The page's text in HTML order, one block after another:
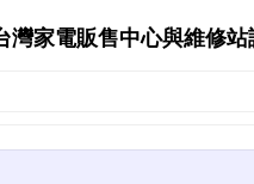
灣家電販售中心與維修